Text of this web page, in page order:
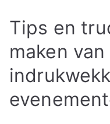
Tips en
maken van